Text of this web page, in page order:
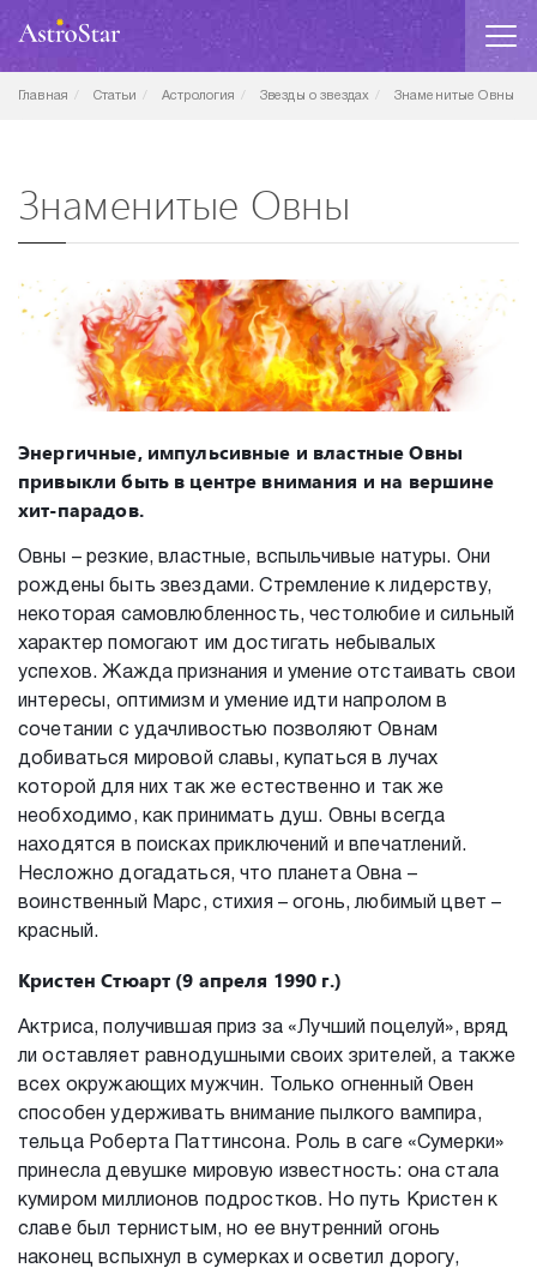
Главная Статьи Астрология Звезды о звездах Знаменитые Овны
Знаменитые Овны
Энергичные, импульсивные и властные Овны
привыкли быть в центре внимания и на вершине
хит-парадов.
Овны – резкие, властные, вспыльчивые натуры. Они
рождены быть звездами. Стремление к лидерству,
некоторая самовлюбленность, честолюбие и сильный
характер помогают им достигать небывалых
успехов. Жажда признания и умение отстаивать свои
интересы, оптимизм и умение идти напролом в
сочетании с удачливостью позволяют Овнам
добиваться мировой славы, купаться в лучах
которой для них так же естественно и так же
необходимо, как принимать душ. Овны всегда
находятся в поисках приключений и впечатлений.
Несложно догадаться, что планета Овна –
воинственный Марс, стихия – огонь, любимый цвет –
красный.
Кристен Стюарт (9 апреля 1990 г.)
Актриса, получившая приз за «Лучший поцелуй», вряд
ли оставляет равнодушными своих зрителей, а также
всех окружающих мужчин. Только огненный Овен
способен удерживать внимание пылкого вампира,
тельца Роберта Паттинсона. Роль в саге «Сумерки»
принесла девушке мировую известность: она стала
кумиром миллионов подростков. Но путь Кристен к
славе был тернистым, но ее внутренний огонь
наконец вспыхнул в сумерках и осветил дорогу,